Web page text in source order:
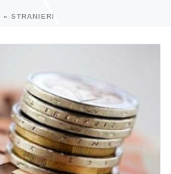
» STRANIERI